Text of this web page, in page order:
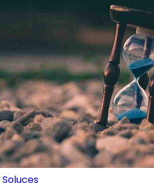
Soluces